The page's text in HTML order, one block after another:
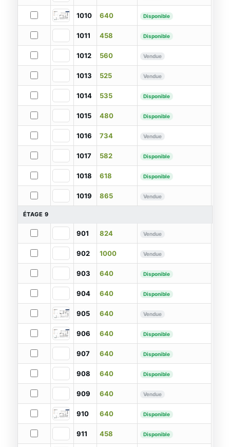
1010 640 Disponible
1011 458 Disponible
1012 560 Vendue
1013 525 Vendue
1014 535 Disponible
1015 480 Disponible
1016 734 Vendue
1017 582 Disponible
1018 618 Disponible
1019 865 Vendue
ÉTAGE 9
901 824 Vendue
902 1000 Vendue
903 640 Disponible
904 640 Disponible
905 640 Vendue
906 640 Disponible
907 640 Disponible
908 640 Disponible
909 640 Vendue
910 640 Disponible
911 458 Disponible